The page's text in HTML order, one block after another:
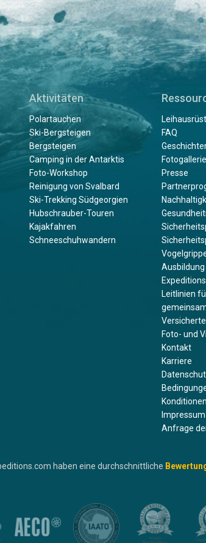
Aktivitäten
Polartauchen
Ski-Bergsteigen
Bergsteigen
Camping in der Antarktis
Foto-Workshop
Reinigung von Svalbard
Ski-Trekking Südgeorgien
Hubschrauber-Touren
Kajakfahren
Schneeschuhwandern
FAQ
Fotogallerie
Presse
Leitlinien
Foto- und
Kontakt
Karriere
Konditionen
Impressum
Anfrage
haben eine durchschnittliche